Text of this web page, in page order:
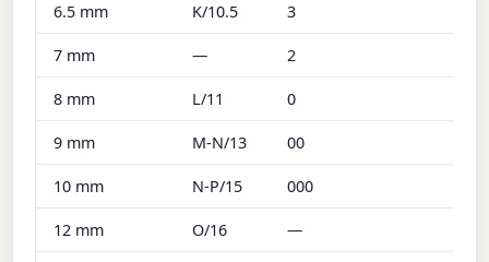
6.5 mm K/10.5 3
7 mm — 2
8 mm L/11 0
9 mm M-N/13 00
10 mm N-P/15 000
12 mm O/16 —